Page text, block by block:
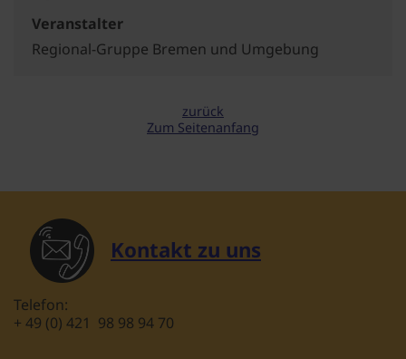
Veranstalter
Regional-Gruppe Bremen und Umgebung
zurück
Zum Seitenanfang
Kontakt zu uns
Telefon:
+ 49 (0) 421 98 98 94 70